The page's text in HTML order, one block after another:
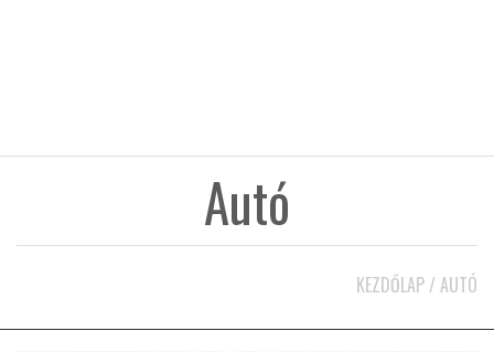
HÍR3D
Autó
KEZDŐLAP / AUTÓ